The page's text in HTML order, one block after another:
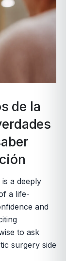
de la
a deeply
a life-
and
to ask
surgery side